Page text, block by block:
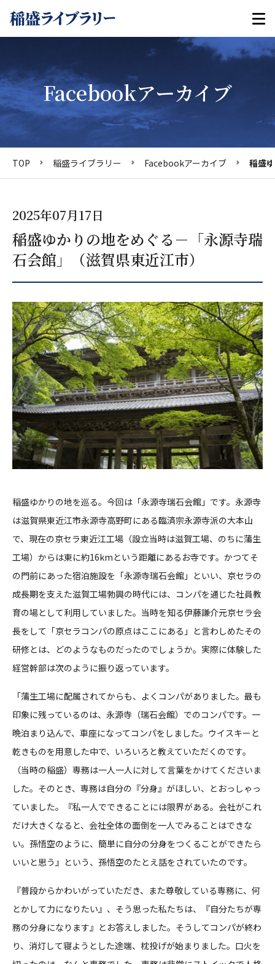
Facebookアーカイブ
TOP 稲盛ライブラリー Facebookアーカイブ 稲盛
2025年07月17日
稲盛ゆかりの地をめぐる－「永源寺瑞
石会館」（滋賀県東近江市）
稲盛ゆかりの地を巡る。今回は「永源寺瑞石会館」です。永源寺
は滋賀県東近江市永源寺高野町にある臨済宗永源寺派の大本山
で、現在の京セラ東近江工場（設立当時は滋賀工場、のちに蒲生
工場）からは東に約16kmという距離にあるお寺です。かつてそ
の門前にあった宿泊施設を「永源寺瑞石会館」といい、京セラの
成長期を支えた滋賀工場勃興の時代には、コンパを通じた社員教
育の場として利用していました。当時を知る伊藤謙介元京セラ会
長をして「京セラコンパの原点はここにある」と言わしめたその
研修とは、どのようなものだったのでしょうか。実際に体験した
経営幹部は次のように振り返っています。
「蒲生工場に配属されてからも、よくコンパがありました。最も
印象に残っているのは、永源寺（瑞石会館）でのコンパです。一
晩泊まり込んで、車座になってコンパをしました。ウイスキーと
乾きものを用意した中で、いろいろと教えていただくのです。
（当時の稲盛）専務は一人一人に対して言葉をかけてくださいま
した。そのとき、専務は自分の『分身』がほしい、とおっしゃっ
ていました。『私一人でできることには限界がある。会社がこれ
だけ大きくなると、会社全体の面倒を一人でみることはできな
い。孫悟空のように、簡単に自分の分身をつくることができたら
いいと思う』という、孫悟空のたとえ話をされていたのです。
『普段からかわいがっていただき、また尊敬している専務に、何
とかして力になりたい』、そう思った私たちは、『自分たちが専
務の分身になります』とお答えしました。そうしてコンパが終わ
り、消灯して寝ようとした途端、枕投げが始まりました。口火を